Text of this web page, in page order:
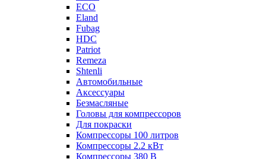
ECO
Eland
Fubag
HDC
Patriot
Remeza
Shtenli
Автомобильные
Аксессуары
Безмасляные
Головы для компрессоров
Для покраски
Компрессоры 100 литров
Компрессоры 2.2 кВт
Компрессоры 380 В